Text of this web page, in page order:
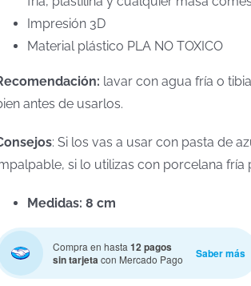
Impresión 3D
Material plástico PLA NO TOXICO
lavar con agua fría o
antes de usarlos.
: Si los vas a usar con pasta de
si lo utilizas con porcelana
Medidas: 8 cm
Compra en hasta 12 pagos
sin tarjetacon Mercado Pago Saber más